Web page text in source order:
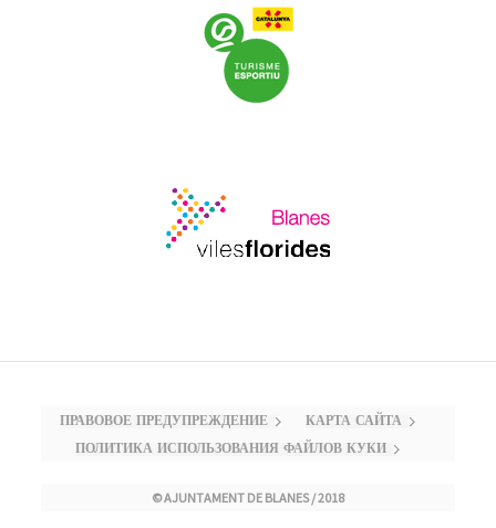
ПРАВОВОЕ ПРЕДУПРЕЖДЕНИЕ КАРТА САЙТА
ПОЛИТИКА ИСПОЛЬЗОВАНИЯ ФАЙЛОВ КУКИ
© AJUNTAMENT DE BLANES / 2018